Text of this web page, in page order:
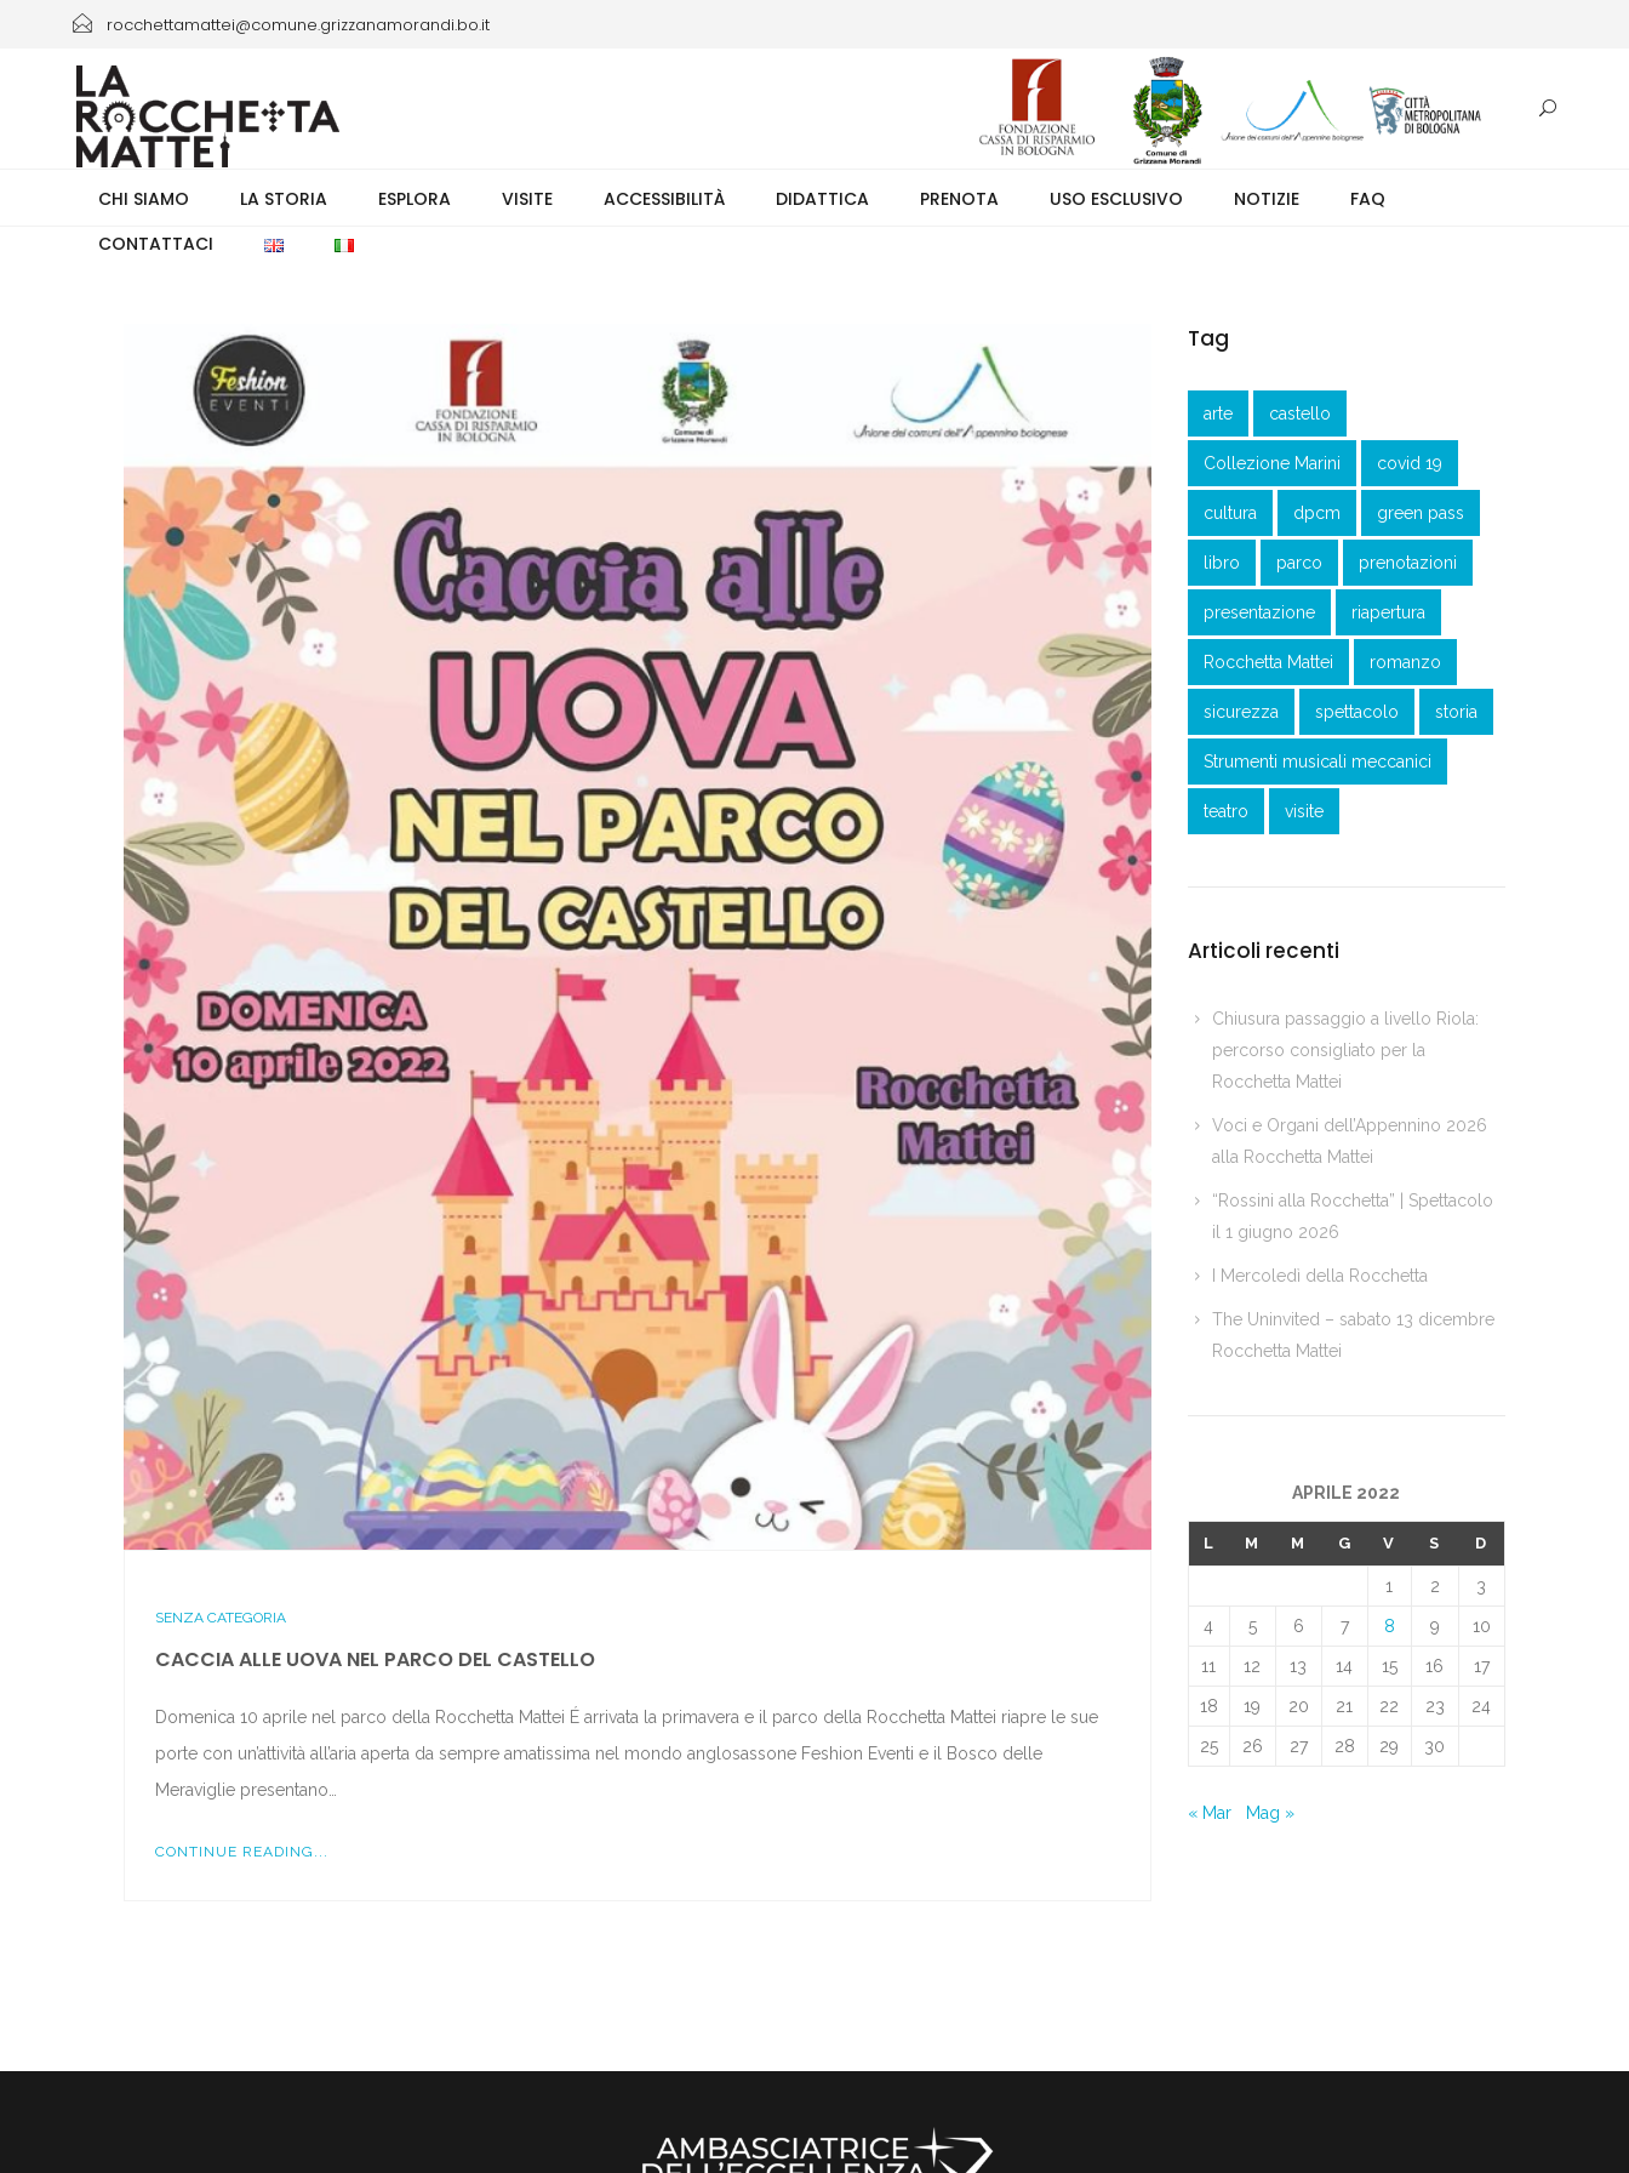
rocchettamattei@comune.grizzanamorandi.bo.it
+39 3661433941/+39 051 6730335 orario 8.00-13.30 (weekend +39 351 7373891 orario 9.00-17.30). Ingresso solo su prenotazione.
CHI SIAMO LA STORIA ESPLORA VISITE ACCESSIBILITÀ DIDATTICA PRENOTA USO ESCLUSIVO NOTIZIE
FAQ
CONTATTACI
SENZA CATEGORIA
CACCIA ALLE UOVA NEL PARCO DEL CASTELLO
Domenica 10 aprile nel parco della Rocchetta Mattei É arrivata la primavera e il parco della Rocchetta Mattei riapre le sue
porte con un’attività all’aria aperta da sempre amatissima nel mondo anglosassone Feshion Eventi e il Bosco delle
Meraviglie presentano…
CONTINUE READING...
Tag
arte castello
Collezione Marini covid 19
cultura dpcm green pass
libro parco prenotazioni
presentazione riapertura
Rocchetta Mattei romanzo
sicurezza spettacolo storia
Strumenti musicali meccanici
teatro visite
Articoli recenti
Chiusura passaggio a livello Riola:
percorso consigliato per la
Rocchetta Mattei
Voci e Organi dell’Appennino 2026
alla Rocchetta Mattei
“Rossini alla Rocchetta” | Spettacolo
il 1 giugno 2026
I Mercoledì della Rocchetta
The Uninvited – sabato 13 dicembre
Rocchetta Mattei
APRILE 2022
L M M G V S D
1 2 3
4 5 6 7 8 9 10
11 12 13 14 15 16 17
18 19 20 21 22 23 24
25 26 27 28 29 30
« Mar Mag »